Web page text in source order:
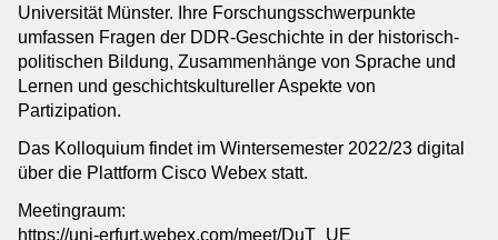
Universität Münster. Ihre Forschungsschwerpunkte
umfassen Fragen der DDR-Geschichte in der historisch-
politischen Bildung, Zusammenhänge von Sprache und
Lernen und geschichtskultureller Aspekte von
Partizipation.
Das Kolloquium findet im Wintersemester 2022/23 digital
über die Plattform Cisco Webex statt.
Meetingraum:
https://uni-erfurt.webex.com/meet/DuT_UE